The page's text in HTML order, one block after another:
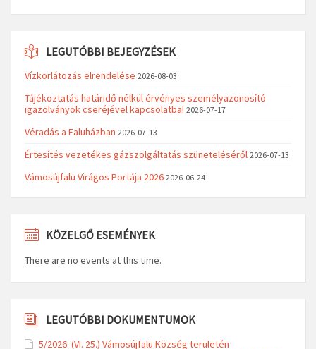
LEGUTÓBBI BEJEGYZÉSEK
Vízkorlátozás elrendelése 2026-08-03
Tájékoztatás határidő nélkül érvényes személyazonosító
igazolványok cseréjével kapcsolatba! 2026-07-17
Véradás a Faluházban 2026-07-13
Értesítés vezetékes gázszolgáltatás szüneteléséről 2026-07-13
Vámosújfalu Virágos Portája 2026 2026-06-24
KÖZELGŐ ESEMÉNYEK
There are no events at this time.
LEGUTÓBBI DOKUMENTUMOK
5/2026. (VI. 25.) Vámosújfalu Község területén